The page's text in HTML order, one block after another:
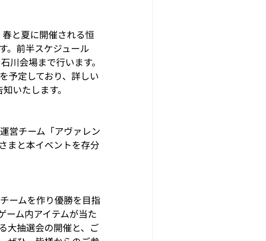
と夏に開催される恒
。前半スケジュール
川会場まで行います。
予定しており、詳しい
いたします。
営チーム「アヴァレン
まと本イベントを存分
ームを作り優勝を目指
ーム内アイテムが当た
大抽選会の開催と、ご